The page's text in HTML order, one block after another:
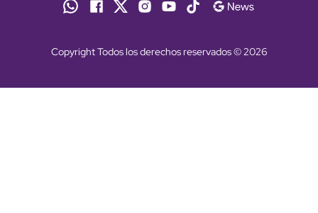
Copyright Todos los derechos reservados © 2026